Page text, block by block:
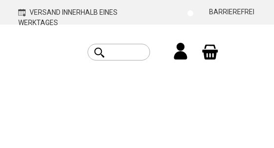
VERSAND INNERHALB EINES
WERKTAGES
BARRIEREFREI